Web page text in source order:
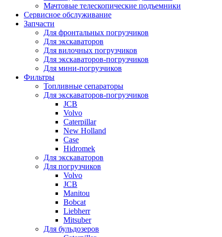
Мачтовые телескопические подъемники
Сервисное обслуживание
Запчасти
Для фронтальных погрузчиков
Для экскаваторов
Для вилочных погрузчиков
Для экскаваторов-погрузчиков
Для мини-погрузчиков
Фильтры
Топливные сепараторы
Для экскаваторов-погрузчиков
JCB
Volvo
Caterpillar
New Holland
Case
Hidromek
Для экскаваторов
Для погрузчиков
Volvo
JCB
Manitou
Bobcat
Liebherr
Mitsuber
Для бульдозеров